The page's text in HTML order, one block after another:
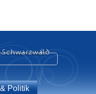
Politik